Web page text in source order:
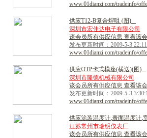
www.01dianzi.com/tradeinfo/
供应T12-B复合焊咀 (图)
深圳市宏佳达电子有限公司
该会员所有供应信息 查看该
发布更新时间：2009-5-3
www.01dianzi.com/tradeinfo/
供应OTP卡式模座(横送)(图)
深圳市隆德机械有限公司
该会员所有供应信息 查看该
发布更新时间：2009-5-3
www.01dianzi.com/tradeinfo/
供应涂装温度计,表面温度计,
江苏常州市瑞明仪表厂
该会员所有供应信息 查看该